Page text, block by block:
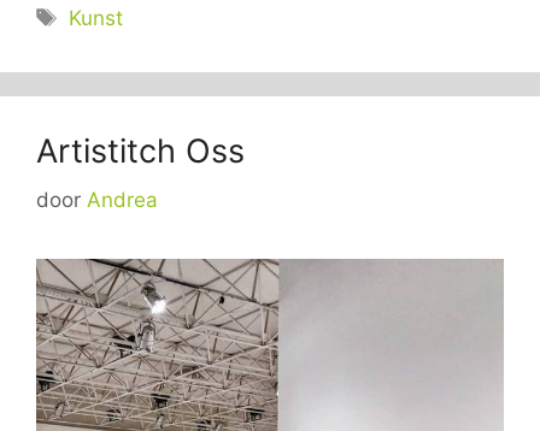
Tags
Kunst
Artistitch Oss
door Andrea